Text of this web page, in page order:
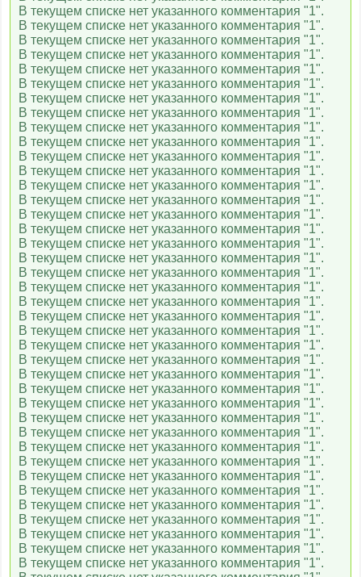
M1
M2
Муз-ТВ
Шансон ТВ
RU TV
Russian Music Box
Ля минор
MTV Hits
112 Украина
Телеканал 24
5 канал Украина
В текущем списке нет указанного комментария "1".
В текущем списке нет указанного комментария "1".
В текущем списке нет указанного комментария "1".
В текущем списке нет указанного комментария "1".
В текущем списке нет указанного комментария "1".
В текущем списке нет указанного комментария "1".
В текущем списке нет указанного комментария "1".
В текущем списке нет указанного комментария "1".
В текущем списке нет указанного комментария "1".
В текущем списке нет указанного комментария "1".
В текущем списке нет указанного комментария "1".
В текущем списке нет указанного комментария "1".
В текущем списке нет указанного комментария "1".
В текущем списке нет указанного комментария "1".
В текущем списке нет указанного комментария "1".
В текущем списке нет указанного комментария "1".
В текущем списке нет указанного комментария "1".
В текущем списке нет указанного комментария "1".
В текущем списке нет указанного комментария "1".
В текущем списке нет указанного комментария "1".
В текущем списке нет указанного комментария "1".
В текущем списке нет указанного комментария "1".
В текущем списке нет указанного комментария "1".
В текущем списке нет указанного комментария "1".
В текущем списке нет указанного комментария "1".
В текущем списке нет указанного комментария "1".
В текущем списке нет указанного комментария "1".
В текущем списке нет указанного комментария "1".
В текущем списке нет указанного комментария "1".
В текущем списке нет указанного комментария "1".
В текущем списке нет указанного комментария "1".
В текущем списке нет указанного комментария "1".
В текущем списке нет указанного комментария "1".
В текущем списке нет указанного комментария "1".
В текущем списке нет указанного комментария "1".
В текущем списке нет указанного комментария "1".
В текущем списке нет указанного комментария "1".
В текущем списке нет указанного комментария "1".
В текущем списке нет указанного комментария "1".